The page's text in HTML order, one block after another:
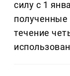
силу с 1
полученные
течение